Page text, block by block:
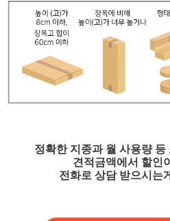
정확한 지종과 월 사용량
견적금액에서 할인
전화로 상담 받으시는